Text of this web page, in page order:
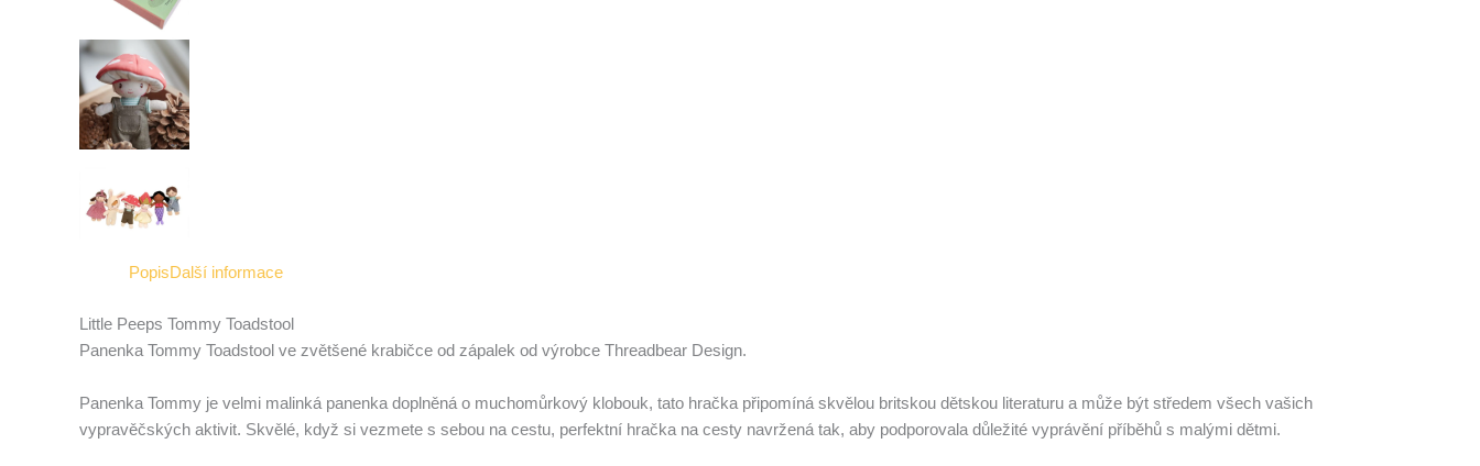
PopisDalší informace
Little Peeps Tommy Toadstool
Panenka Tommy Toadstool ve zvětšené krabičce od zápalek od výrobce Threadbear Design.
Panenka Tommy je velmi malinká panenka doplněná o muchomůrkový klobouk, tato hračka připomíná skvělou britskou dětskou literaturu a může být středem všech vašich
vypravěčských aktivit. Skvělé, když si vezmete s sebou na cestu, perfektní hračka na cesty navržená tak, aby podporovala důležité vyprávění příběhů s malými dětmi.